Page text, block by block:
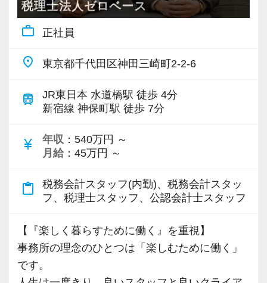
ます
ゼロベースは、資料やデータのやりとりだけ
ではなく、お客様との対話を大切にしていま
す。
また、1人で資料に埋もれて悩むことなく、ス
タッフ同士の『話しやすい職場』を目指してい
職場ではチャットワークを使用し、気軽に相
談ができる環境を整えています。
◉ 会計ソフトはfreee会計に特化し、場所にとら
ゼロベースは、クラウド会計のfreeeに特化し
てサービスを展開しています。また、お客様か
らの資料や過去の決算書などもクラウドにて保
管しているため、いつでもどこでも閲覧ができ
税理士法人ゼロベース
work_outline 正社員
place 東京都千代田区神田三崎町2-2-6
train
JR東日本 水道橋駅 徒歩 4分
新宿線 神保町駅 徒歩 7分
currency_yen 年収 ：540万円 ～
月給 ：45万円 ～
content_paste
税務会計スタッフ(内勤)、税務会計スタッ
フ、税理士スタッフ、公認会計士スタッフ
【『楽しく暮らすために働く』を重視】
事務所の理念のひとつは「楽しむために働く」
です。